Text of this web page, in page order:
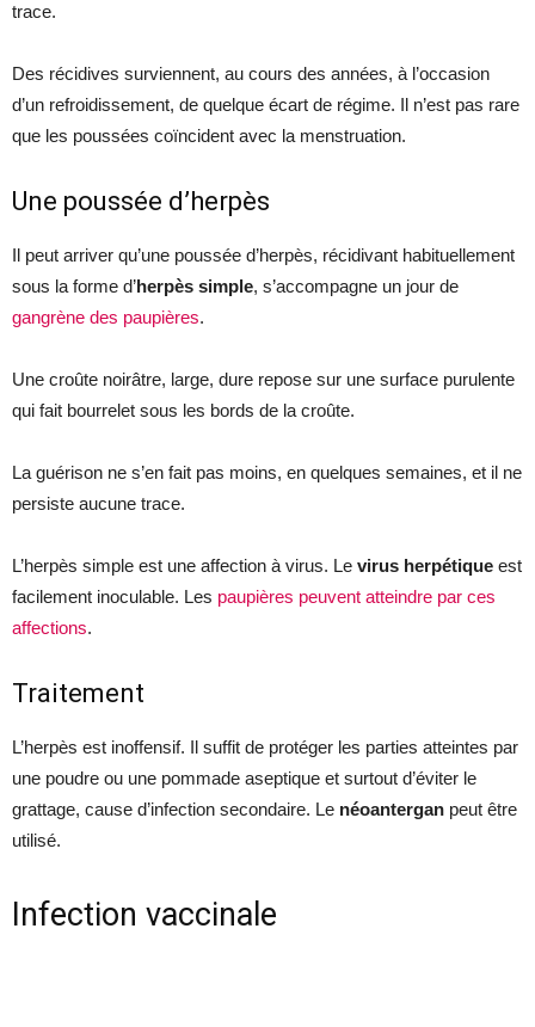
trace.
Des récidives surviennent, au cours des années, à l’occasion
d’un refroidissement, de quelque écart de régime. Il n’est pas rare
que les poussées coïncident avec la menstruation.
Une poussée d’herpès
Il peut arriver qu’une poussée d’herpès, récidivant habituellement
sous la forme d’herpès simple, s’accompagne un jour de
gangrène des paupières.
Une croûte noirâtre, large, dure repose sur une surface purulente
qui fait bourrelet sous les bords de la croûte.
La guérison ne s’en fait pas moins, en quelques semaines, et il ne
persiste aucune trace.
L’herpès simple est une affection à virus. Le virus herpétique est
facilement inoculable. Les paupières peuvent atteindre par ces
affections.
Traitement
L’herpès est inoffensif. Il suffit de protéger les parties atteintes par
une poudre ou une pommade aseptique et surtout d’éviter le
grattage, cause d’infection secondaire. Le néoantergan peut être
utilisé.
Infection vaccinale